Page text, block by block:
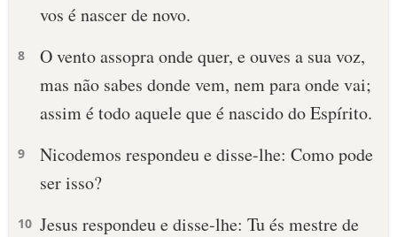
vos é nascer de novo.
8
O vento assopra onde quer, e ouves a sua voz,
mas não sabes donde vem, nem para onde vai;
assim é todo aquele que é nascido do Espírito.
9
Nicodemos respondeu e disse-lhe: Como pode
ser isso?
10 Jesus respondeu e disse-lhe: Tu és mestre de